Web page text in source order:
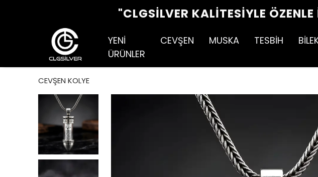
"CLGSILVER KALITESIYLE
YENİ
ÜRÜNLER
CEVŞEN MUSKA TESBİH
CEVŞEN KOLYE